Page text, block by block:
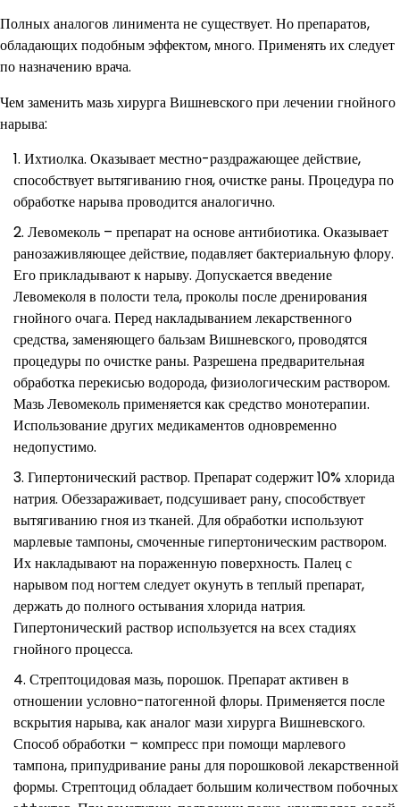
Полных аналогов линимента не существует. Но препаратов,
обладающих подобным эффектом, много. Применять их следует
по назначению врача.
Чем заменить мазь хирурга Вишневского при лечении гнойного
нарыва:
Ихтиолка. Оказывает местно-раздражающее действие,
способствует вытягиванию гноя, очистке раны. Процедура по
обработке нарыва проводится аналогично.
Левомеколь – препарат на основе антибиотика. Оказывает
ранозаживляющее действие, подавляет бактериальную флору.
Его прикладывают к нарыву. Допускается введение
Левомеколя в полости тела, проколы после дренирования
гнойного очага. Перед накладыванием лекарственного
средства, заменяющего бальзам Вишневского, проводятся
процедуры по очистке раны. Разрешена предварительная
обработка перекисью водорода, физиологическим раствором.
Мазь Левомеколь применяется как средство монотерапии.
Использование других медикаментов одновременно
недопустимо.
Гипертонический раствор. Препарат содержит 10% хлорида
натрия. Обеззараживает, подсушивает рану, способствует
вытягиванию гноя из тканей. Для обработки используют
марлевые тампоны, смоченные гипертоническим раствором.
Их накладывают на пораженную поверхность. Палец с
нарывом под ногтем следует окунуть в теплый препарат,
держать до полного остывания хлорида натрия.
Гипертонический раствор используется на всех стадиях
гнойного процесса.
Стрептоцидовая мазь, порошок. Препарат активен в
отношении условно-патогенной флоры. Применяется после
вскрытия нарыва, как аналог мази хирурга Вишневского.
Способ обработки – компресс при помощи марлевого
тампона, припудривание раны для порошковой лекарственной
формы. Стрептоцид обладает большим количеством побочных